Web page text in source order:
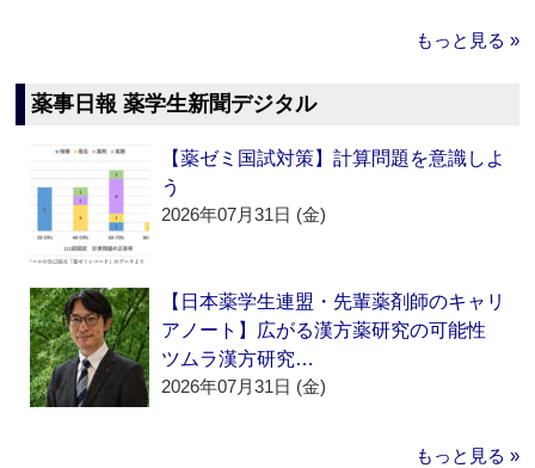
もっと見る »
薬事日報 薬学生新聞デジタル
【薬ゼミ国試対策】計算問題を意識しよ
う
2026年07月31日 (金)
【日本薬学生連盟・先輩薬剤師のキャリ
アノート】広がる漢方薬研究の可能性
ツムラ漢方研究…
2026年07月31日 (金)
もっと見る »